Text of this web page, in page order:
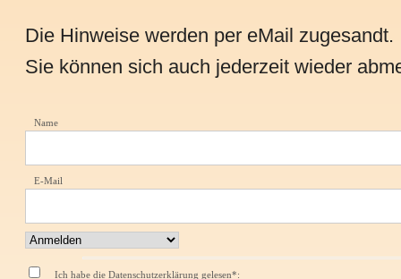
Die Hinweise werden per eMail zugesandt.
Sie können sich auch jederzeit wieder
Name
E-Mail
Ich habe die Datenschutzerklärung gelesen*: